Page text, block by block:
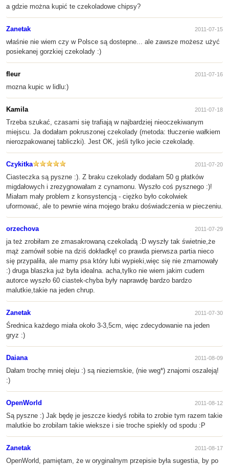
a gdzie można kupić te czekoladowe chipsy?
Zanetak 2011-07-15
właśnie nie wiem czy w Polsce są dostepne... ale zawsze możesz użyć
posiekanej gorzkiej czekolady :)
fleur 2011-07-16
mozna kupic w lidlu:)
Kamila 2011-07-18
Trzeba szukać, czasami się trafiają w najbardziej nieoczekiwanym
miejscu. Ja dodałam pokruszonej czekolady (metoda: tłuczenie wałkiem
nierozpakowanej tabliczki). Jest OK, jeśli tylko jecie czekoladę.
Czykitka 2011-07-20
Ciasteczka są pyszne :). Z braku czekolady dodałam 50 g płatków
migdałowych i zrezygnowałam z cynamonu. Wyszło coś pysznego :)!
Miałam mały problem z konsystencją - ciężko było cokolwiek
uformować, ale to pewnie wina mojego braku doświadczenia w pieczeniu.
orzechova 2011-07-29
ja też zrobiłam ze zmasakrowaną czekoladą :D wyszły tak świetnie,że
mąż zamówił sobie na dziś dokładkę! co prawda pierwsza partia nieco
się przypaliła, ale mamy psa który lubi wypieki,więc się nie zmarnowały
:) druga blaszka już była idealna. acha,tylko nie wiem jakim cudem
autorce wyszło 60 ciastek-chyba były naprawdę bardzo bardzo
malutkie,takie na jeden chrup.
Zanetak 2011-07-30
Średnica każdego miała około 3-3,5cm, więc zdecydowanie na jeden
gryz :)
Daiana 2011-08-09
Dałam trochę mniej oleju :) są nieziemskie, (nie weg*) znajomi oszaleją!
:)
OpenWorld 2011-08-12
Są pyszne :) Jak będę je jeszcze kiedyś robiła to zrobie tym razem takie
malutkie bo zrobilam takie wieksze i sie troche spiekly od spodu :P
Zanetak 2011-08-17
OpenWorld, pamiętam, że w oryginalnym przepisie była sugestia, by po